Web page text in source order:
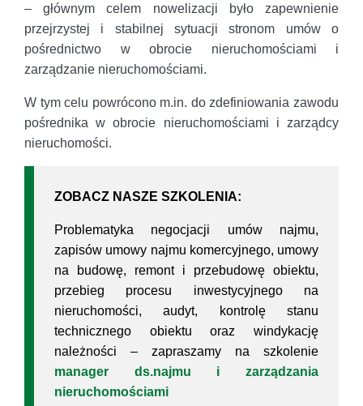
– głównym celem nowelizacji było zapewnienie
przejrzystej i stabilnej sytuacji stronom umów o
pośrednictwo w obrocie nieruchomościami i
zarządzanie nieruchomościami.
W tym celu powrócono m.in. do zdefiniowania zawodu
pośrednika w obrocie nieruchomościami i zarządcy
nieruchomości.
ZOBACZ NASZE SZKOLENIA:
Problematyka negocjacji umów najmu,
zapisów umowy najmu komercyjnego, umowy
na budowę, remont i przebudowę obiektu,
przebieg procesu inwestycyjnego na
nieruchomości, audyt, kontrolę stanu
technicznego obiektu oraz windykację
należności – zapraszamy na szkolenie
manager ds.najmu i zarządzania
nieruchomościami